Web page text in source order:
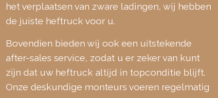
het verplaatsen van zware ladingen, wij hebben
de juiste heftruck voor u.
Bovendien bieden wij ook een uitstekende
after-sales service, zodat u er zeker van kunt
zijn dat uw heftruck altijd in topconditie blijft.
Onze deskundige monteurs voeren regelmatig